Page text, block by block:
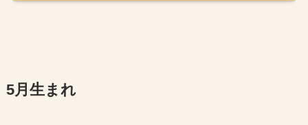
5月生まれ